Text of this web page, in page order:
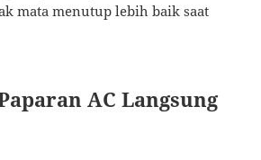
mata menutup lebih baik saat
AC Langsung